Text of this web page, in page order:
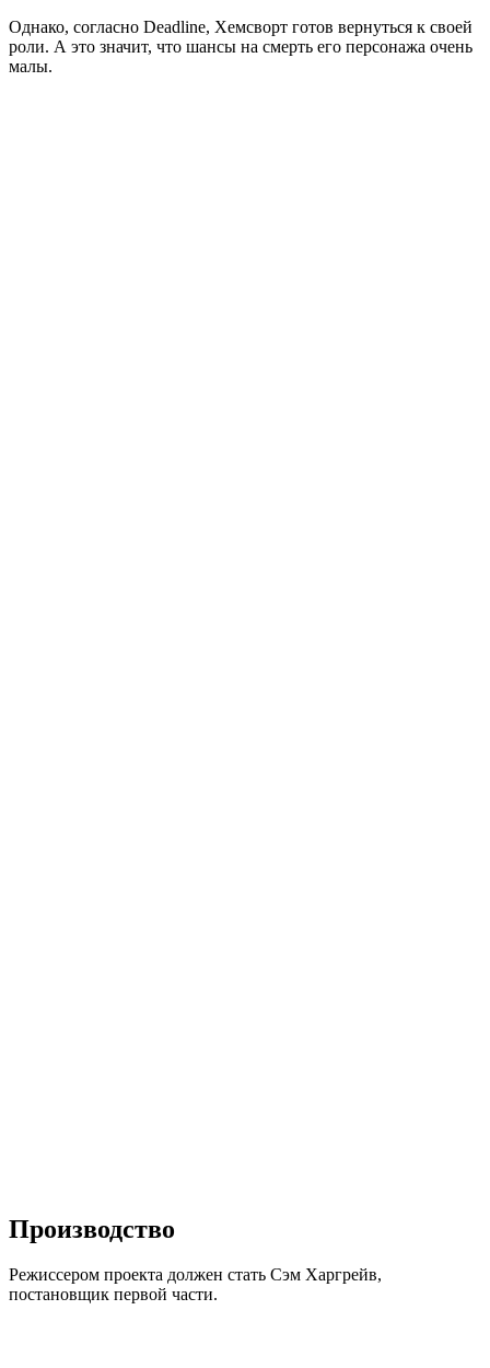
Однако, согласно Deadline, Хемсворт готов вернуться к своей
роли. А это значит, что шансы на смерть его персонажа очень
малы.
Производство
Режиссером проекта должен стать Сэм Харгрейв,
постановщик первой части.